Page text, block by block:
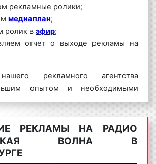
рекламные ролики;
медиаплан;
ролик в эфир;
отчет о выходе рекламы на
рекламного агентства
опытом и необходимыми
проведения качественных и
рекламных кампаний на Радио
Для получения коммерческого
размещению рекламы на Радио
волна в Екатеринбурге и
необходимо обращаться по
РЕКЛАМЫ НА РАДИО
ВОЛНА В